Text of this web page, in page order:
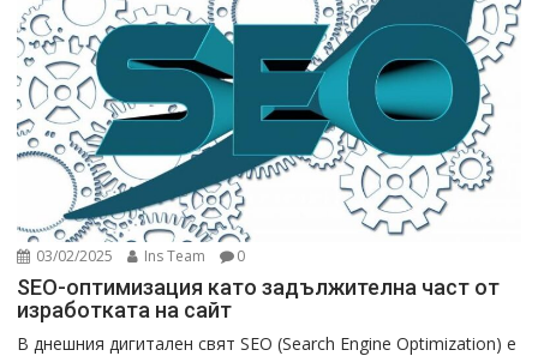
03/02/2025 Ins Team 0
SEO-оптимизация като задължителна част от
изработката на сайт
В днешния дигитален свят SEO (Search Engine Optimization) е